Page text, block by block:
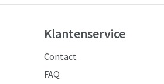
Klantenservice
Contact
FAQ